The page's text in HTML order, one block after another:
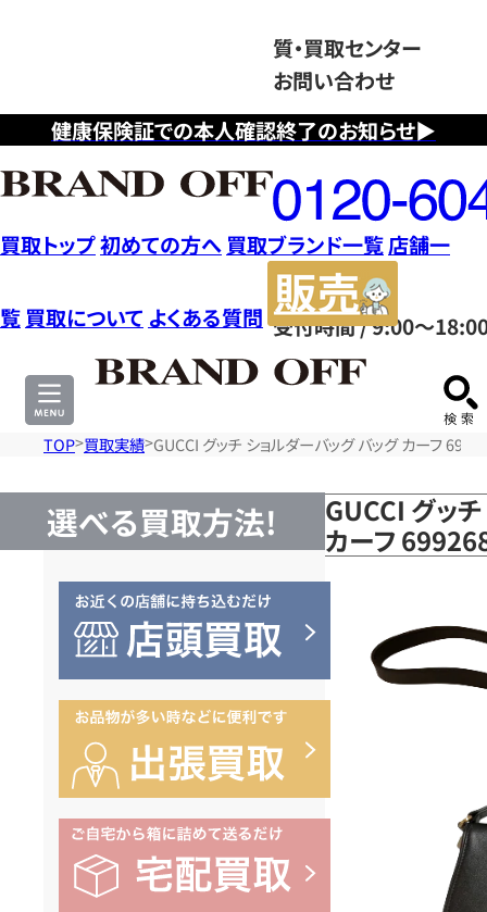
健康保険証での本人確認終了のお知らせ▶
質・買取センター
お問い合わせ
フ
リ
ー
ダ
イ
ヤ
ル
0120604117
受付時間 / 9:00～
買取トップ初めての方へ 買取ブランド一覧店舗一
覧 買取について よくある質問
サ
TOP 買取実績 GUCCI グッチ ショルダーバッグ バッグ カーフ
選べる買取方法!
GUCCI グッ
カーフ